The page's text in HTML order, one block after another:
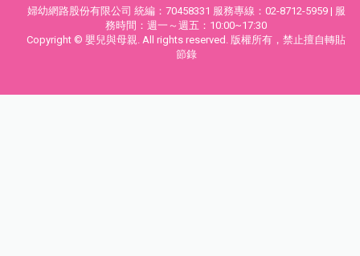
婦幼網路股份有限公司 統編：70458331 服務專線：02-8712-5959 | 服
務時間：週一～週五：10:00~17:30
Copyright © 嬰兒與母親. All rights reserved. 版權所有，禁止擅自轉貼
節錄